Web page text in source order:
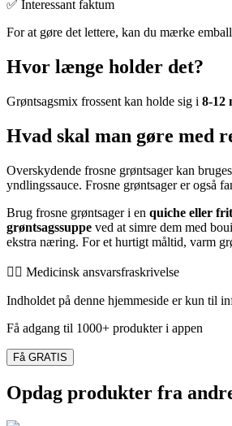
✅ Interessant faktum
For at gøre det lettere, kan du mærke
Hvor længe holder det?
Grøntsagsmix frossent kan holde sig i 8-12
Hvad skal man gøre med
Overskydende frosne grøntsager kan
yndlingssauce. Frosne grøntsager er også
Brug frosne grøntsager i en quiche eller
grøntsagssuppe ved at simre dem med
ekstra næring. For et hurtigt måltid, varm
👨‍⚕️️ Medicinsk ansvarsfraskrivelse
Indholdet på denne hjemmeside er kun til
Få adgang til 1000+ produkter i appen
Få GRATIS
Opdag produkter fra